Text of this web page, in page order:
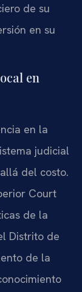
de su
en su
en
en la
judicial
del costo.
Court
de la
Distrito de
de la